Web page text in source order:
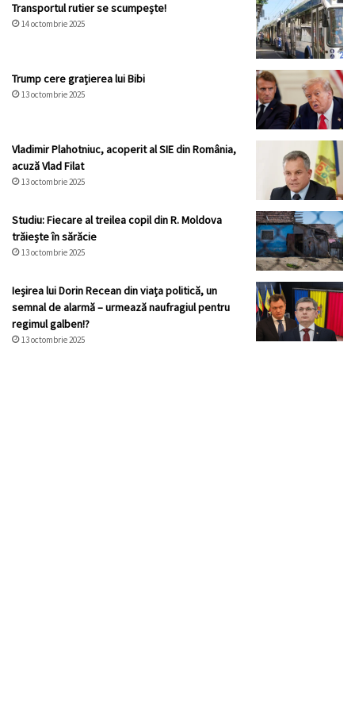
Transportul rutier se scumpește!
14 octombrie 2025
Trump cere grațierea lui Bibi
13 octombrie 2025
Vladimir Plahotniuc, acoperit al SIE din România,
acuză Vlad Filat
13 octombrie 2025
Studiu: Fiecare al treilea copil din R. Moldova
trăiește în sărăcie
13 octombrie 2025
Ieșirea lui Dorin Recean din viața politică, un
semnal de alarmă – urmează naufragiul pentru
regimul galben!?
13 octombrie 2025